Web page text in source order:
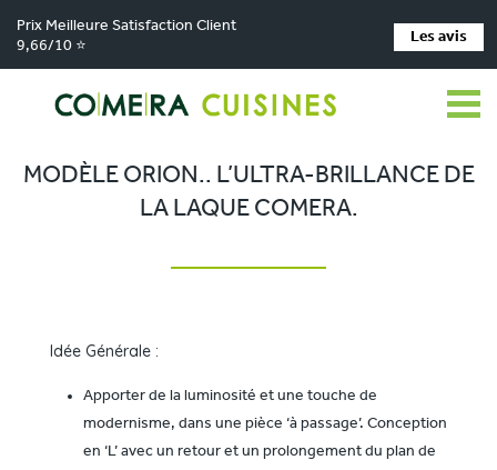
Prix Meilleure Satisfaction Client
9,66/10 ⭐
Les avis
Comera Cuisines > Nos magasins de cuisine > Cuisiniste Bourbon-Lancy >
Réalisations > Modèle ORION.. L’ultra-brillance de la Laque Comera.
MODÈLE ORION.. L’ULTRA-BRILLANCE DE
LA LAQUE COMERA.
Idée Générale :
Apporter de la luminosité et une touche de
modernisme, dans une pièce ‘à passage’. Conception
en ‘L’ avec un retour et un prolongement du plan de